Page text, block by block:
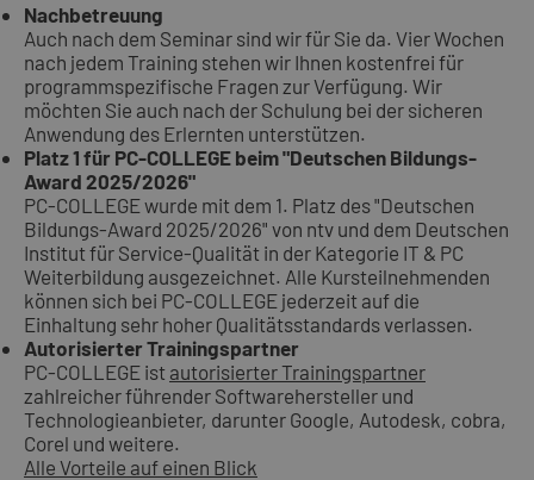
Nachbetreuung
Auch nach dem Seminar sind wir für Sie da. Vier Wochen
nach jedem Training stehen wir Ihnen kostenfrei für
programmspezifische Fragen zur Verfügung. Wir
möchten Sie auch nach der Schulung bei der sicheren
Anwendung des Erlernten unterstützen.
Platz 1 für PC-COLLEGE beim "Deutschen Bildungs-
Award 2025/2026"
PC-COLLEGE wurde mit dem 1. Platz des "Deutschen
Bildungs-Award 2025/2026" von ntv und dem Deutschen
Institut für Service-Qualität in der Kategorie IT & PC
Weiterbildung ausgezeichnet. Alle Kursteilnehmenden
können sich bei PC-COLLEGE jederzeit auf die
Einhaltung sehr hoher Qualitätsstandards verlassen.
Autorisierter Trainingspartner
PC-COLLEGE ist autorisierter Trainingspartner
zahlreicher führender Softwarehersteller und
Technologieanbieter, darunter Google, Autodesk, cobra,
Corel und weitere.
Alle Vorteile auf einen Blick